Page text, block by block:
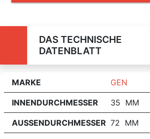
DAS TECHNISCHE
DATENBLATT
MARKE GEN
INNENDURCHMESSER 35 MM
AUSSENDURCHMESSER 72 MM